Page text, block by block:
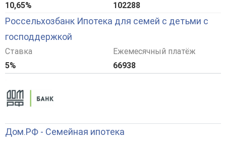
10,65%
102288
Россельхозбанк Ипотека для семей с детьми с
господдержкой
Ставка
5%
Ежемесячный платёж
66938
Дом.РФ - Семейная ипотека